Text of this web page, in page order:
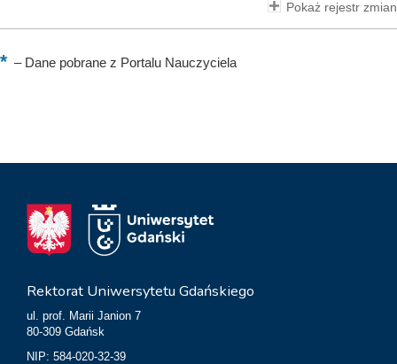
Pokaż rejestr zmian
–Dane pobrane z Portalu Nauczyciela
Rektorat Uniwersytetu Gdańskiego
ul. prof. Marii Janion 7
80-309 Gdańsk
NIP: 584-020-32-39